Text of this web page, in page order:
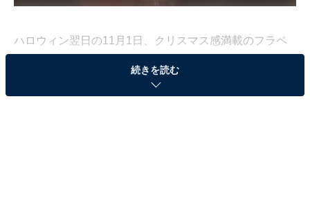
ハロウィン翌日の11月1日、クリスマス感満載のフラペ
ケーキ フラペチーノ」。見た目も味も華やかな、まるで
クリスマスケーキのような特別なおいしさです。
続きを読む